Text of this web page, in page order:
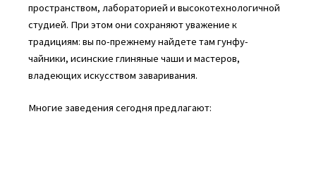
пространством, лабораторией и высокотехнологичной
студией. При этом они сохраняют уважение к
традициям: вы по-прежнему найдете там гунфу-
чайники, исинские глиняные чаши и мастеров,
владеющих искусством заваривания.
Многие заведения сегодня предлагают: